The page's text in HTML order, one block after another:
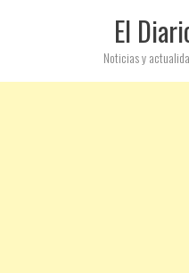
El
Noticias y